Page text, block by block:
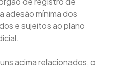
adesão mínima dos
e sujeitos ao plano
acima relacionados, o